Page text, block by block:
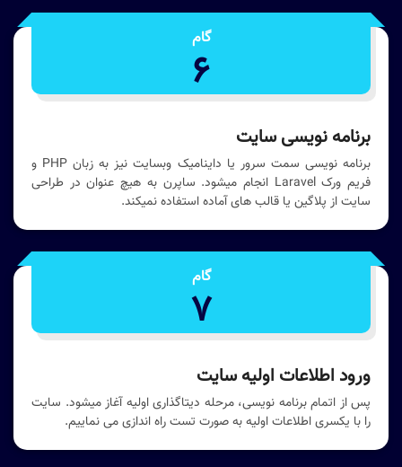
گام
6
برنامه نویسی سایت
برنامه نویسی سمت سرور یا داینامیک وبسایت نیز به زبان PHP و
فریم ورک Laravel انجام میشود. ساپرن به هیچ عنوان در طراحی
سایت از پلاگین یا قالب های آماده استفاده نمیکند.
گام
7
ورود اطلاعات اولیه سایت
پس از اتمام برنامه نویسی، مرحله دیتاگذاری اولیه آغاز میشود. سایت
را با یکسری اطلاعات اولیه به صورت تست راه اندازی می نماییم.